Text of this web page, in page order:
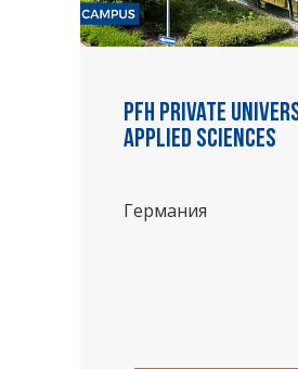
PFH Private
Applied Sciences
Германия